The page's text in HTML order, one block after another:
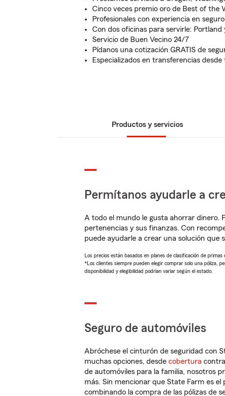
Cinco veces premio oro de Best of the
Profesionales con experiencia en
Con dos oficinas para servirle: Portland
Servicio de Buen Vecino 24/7
Pídanos una cotización GRATIS de
Especializados en transferencias
Productos y servicios
Permítanos ayudarle a
A todo el mundo le gusta ahorrar dinero.
pertenencias y sus finanzas. Con
puede ayudarle a crear una solución que
Los precios están basados en planes de clasificación de
*Los clientes siempre pueden elegir comprar solo una póliza,
disponibilidad y elegibilidad podrían variar según el estado.
Seguro de automóviles
Abróchese el cinturón de seguridad con
muchas opciones, desde cobertura contra
de automóviles para la familia, nosotros
más. Sin mencionar que State Farm es
combinando la compra de las pólizas de